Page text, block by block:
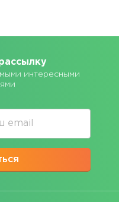
интересными